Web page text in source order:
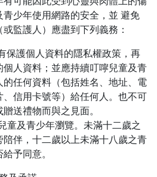
少年使用網路的安全，並 避免
監護人）應盡到下列義務：
保護個人資料的隱私權政策，再
人資料；並應持續叮嚀兒童及青
任何資料（包括姓名、地址、電
信用卡號等）給任何人。也不可
送禮物而與之見面。
童及青少年瀏覽。未滿十二歲之
陪伴，十二歲以上未滿十八歲之青
予同意。